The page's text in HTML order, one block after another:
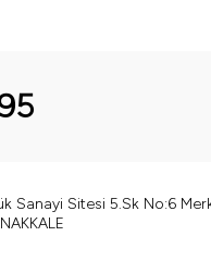
Sanayi Sitesi 5.Sk No:6